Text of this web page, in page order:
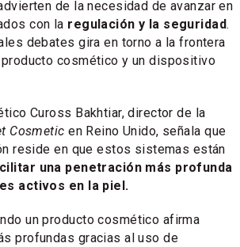
de la necesidad de avanzar en
con la regulación y la seguridad.
debates gira en torno a la frontera
cosmético y un dispositivo
Cuross Bakhtiar, director de la
Cosmetic en Reino Unido, señala que
reside en que estos sistemas están
una penetración más profunda
activos en la piel.
un producto cosmético afirma
profundas gracias al uso de